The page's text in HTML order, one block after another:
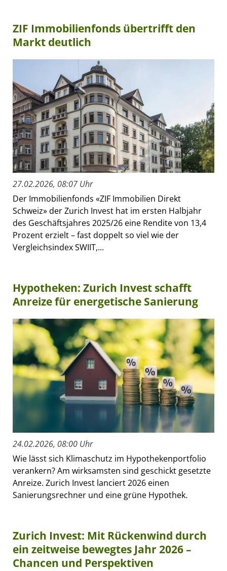
ZIF Immobilienfonds übertrifft den
Markt deutlich
27.02.2026, 08:07 Uhr
Der Immobilienfonds «ZIF Immobilien Direkt
Schweiz» der Zurich Invest hat im ersten Halbjahr
des Geschäftsjahres 2025/26 eine Rendite von 13,4
Prozent erzielt – fast doppelt so viel wie der
Vergleichsindex SWIIT,...
Hypotheken: Zurich Invest schafft
Anreize für energetische Sanierung
24.02.2026, 08:00 Uhr
Wie lässt sich Klimaschutz im Hypothekenportfolio
verankern? Am wirksamsten sind geschickt gesetzte
Anreize. Zurich Invest lanciert 2026 einen
Sanierungsrechner und eine grüne Hypothek.
Zurich Invest: Mit Rückenwind durch
ein zeitweise bewegtes Jahr 2026 –
Chancen und Perspektiven